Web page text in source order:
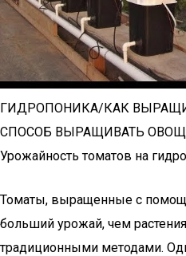
ГИДРОПОНИКА/КАК
СПОСОБ ВЫРАЩИВАТЬ
Урожайность томатов на
Томаты, выращенные с
больший урожай, чем
традиционными методами.